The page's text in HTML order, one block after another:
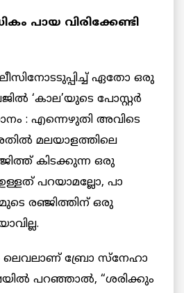
പായ വിരിക്കേണ്ടി
ഏതോ ഒരു
‘കാല’യുടെ പോസ്റ്റർ
: എന്നെഴുതി അവിടെ
മലയാളത്തിലെ
കിടക്കുന്ന ഒരു
പറയാമല്ലോ, പാ
രഞ്ജിത്തിന് ഒരു
ലെവലാണ് ബ്രോ സ്നേഹാ
പറഞ്ഞാൽ, “ശരിക്കും